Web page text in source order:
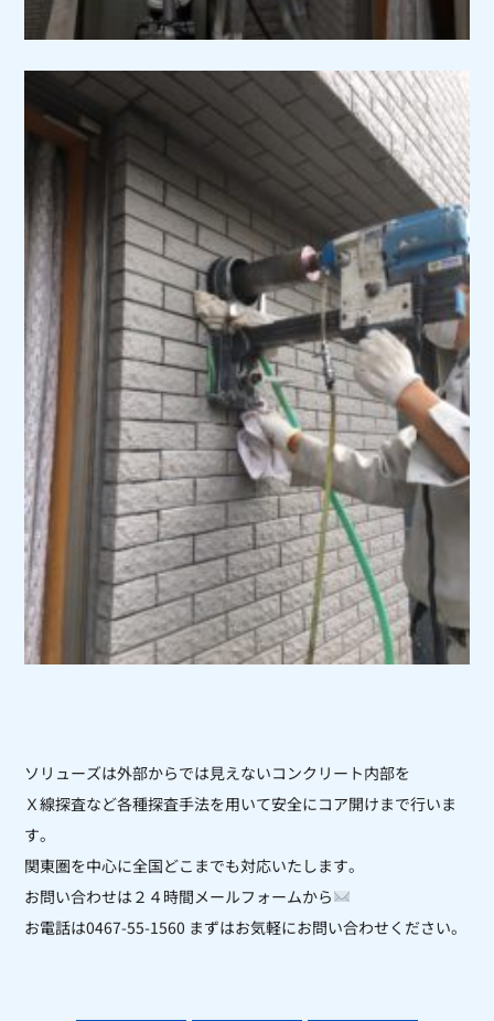
ソリューズは外部からでは見えないコンクリート内部を
Ｘ線探査など各種探査手法を用いて安全にコア開けまで行いま
す。
関東圏を中心に全国どこまでも対応いたします。
お問い合わせは２４時間メールフォームから
お電話は0467-55-1560 まずはお気軽にお問い合わせください。